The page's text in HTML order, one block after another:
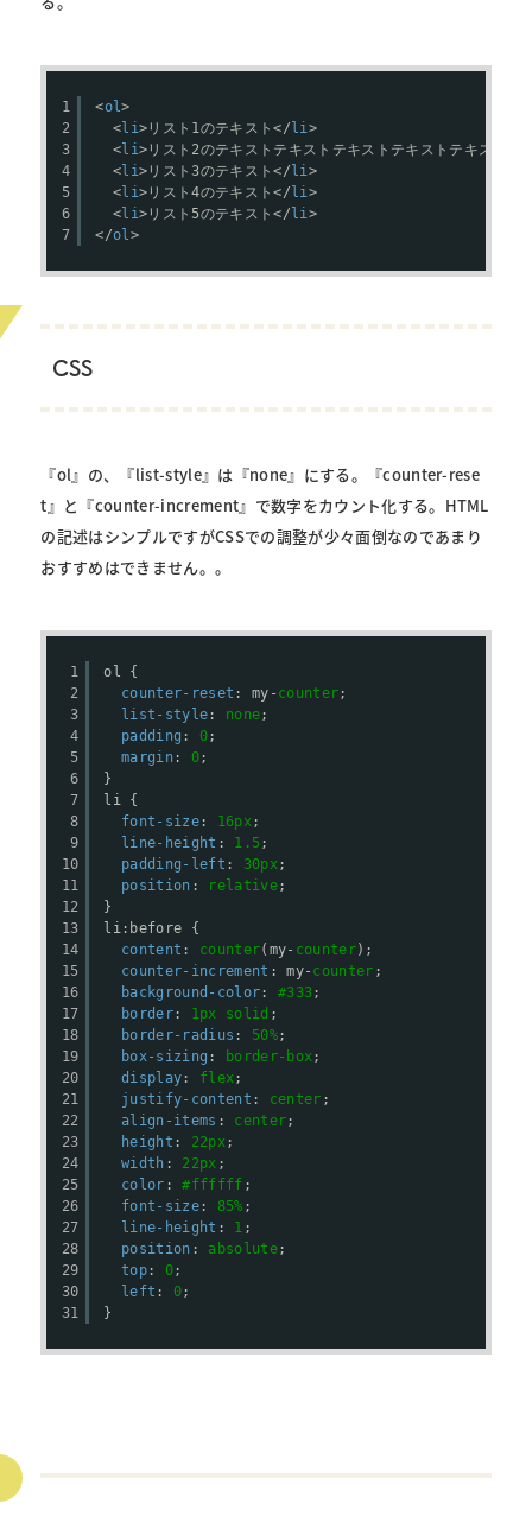
1
2
3
4
5
6
7
<ol>
<li>リスト1のテキスト</li >
<li>リスト2のテキストテキストテキストテキストテキスト
<li>リスト3のテキスト</li >
<li>リスト4のテキスト</li >
<li>リスト5のテキスト</li >
</ol >
CSS
『ol』の、『list-style』は『none』にする。『counter-rese
t』と『counter-increment』で数字をカウント化する。HTML
の記述はシンプルですがCSSでの調整が少々面倒なのであまり
おすすめはできません。。
1
2
3
4
5
6
7
8
9
10
11
12
13
14
15
16
17
18
19
20
21
22
23
24
25
26
27
28
29
30
31
ol {
counter-reset : my- counter ;
list-style : none ;
padding : 0 ;
margin : 0 ;
}
li {
font-size : 16px ;
line-height : 1.5 ;
padding-left : 30px;
position : relative;
}
li:before {
content : counter(my- counter);
counter-increment : my- counter ;
background-color : #333 ;
border : 1px solid ;
border-radius : 50%;
box-sizing : border-box ;
display : flex ;
justify-content : center ;
align-items : center ;
height : 22px ;
width : 22px ;
color : #ffffff ;
font-size : 85% ;
line-height : 1 ;
position : absolute;
top : 0 ;
left : 0 ;
}